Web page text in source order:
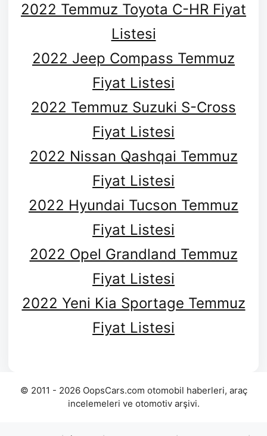
2022 Temmuz Toyota C-HR Fiyat
Listesi
2022 Jeep Compass Temmuz
Fiyat Listesi
2022 Temmuz Suzuki S-Cross
Fiyat Listesi
2022 Nissan Qashqai Temmuz
Fiyat Listesi
2022 Hyundai Tucson Temmuz
Fiyat Listesi
2022 Opel Grandland Temmuz
Fiyat Listesi
2022 Yeni Kia Sportage Temmuz
Fiyat Listesi
© 2011 - 2026 OopsCars.com otomobil haberleri, araç
incelemeleri ve otomotiv arşivi.